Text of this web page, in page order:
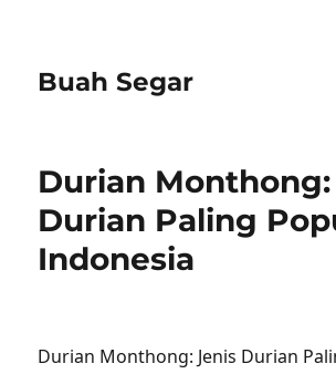
Buah Segar
Durian
Durian Paling
Indonesia
Durian Monthong: Jenis Durian